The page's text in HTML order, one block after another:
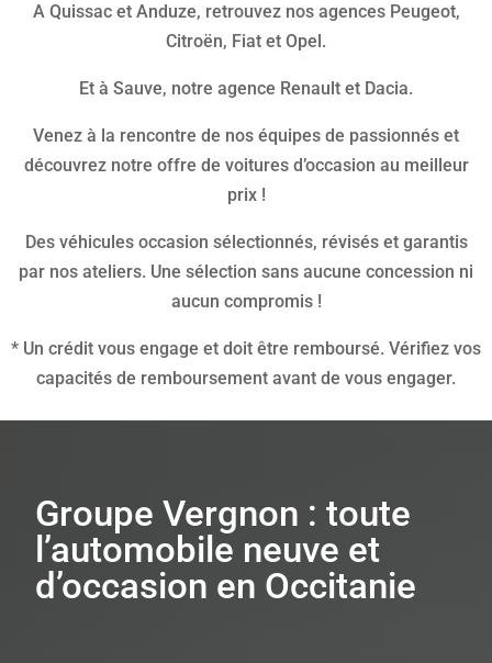
A Quissac et Anduze, retrouvez nos agences Peugeot,
Citroën, Fiat et Opel.
Et à Sauve, notre agence Renault et Dacia.
Venez à la rencontre de nos équipes de passionnés et
découvrez notre offre de voitures d’occasion au meilleur
prix !
Des véhicules occasion sélectionnés, révisés et garantis
par nos ateliers. Une sélection sans aucune concession ni
aucun compromis !
* Un crédit vous engage et doit être remboursé. Vérifiez vos
capacités de remboursement avant de vous engager.
Groupe Vergnon : toute
l’automobile neuve et
d’occasion en Occitanie